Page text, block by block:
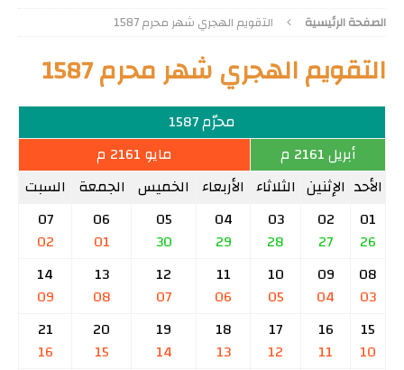
الصفحة الرئيسية التقويم الهجري شهر محرم 1587
التقويم الهجري شهر محرم 1587
محرّم 1587
أبريل 2161 م
مايو 2161 م
الأحد الإثنين الثلاثاء الأربعاء الخميس الجمعة السبت
01
26
02
27
03
28
04
29
05
30
06
01
07
02
08
03
09
04
10
05
11
06
12
07
13
08
14
09
15
10
16
11
17
12
18
13
19
14
20
15
21
16